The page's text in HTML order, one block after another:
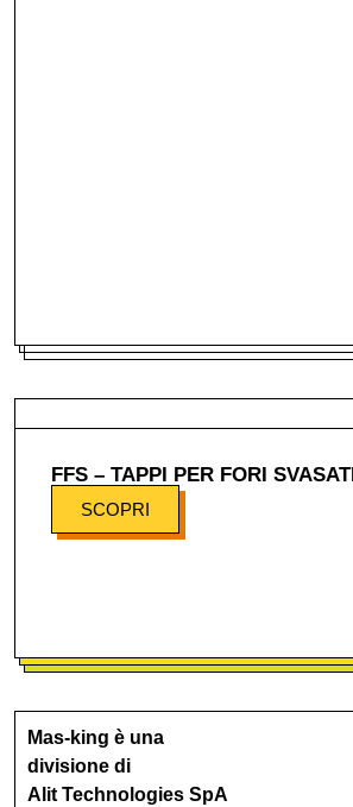
FFS – TAPPI PER FORI SVASATI
SCOPRI
Mas-king è una
divisione di
Alit Technologies SpA